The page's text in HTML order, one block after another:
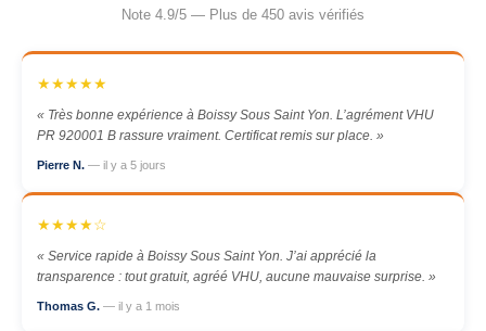
Note 4.9/5 — Plus de 450 avis vérifiés
★★★★★
« Très bonne expérience à Boissy Sous Saint Yon. L’agrément VHU
PR 920001 B rassure vraiment. Certificat remis sur place. »
Pierre N. — il y a 5 jours
★★★★☆
« Service rapide à Boissy Sous Saint Yon. J’ai apprécié la
transparence : tout gratuit, agréé VHU, aucune mauvaise surprise. »
Thomas G. — il y a 1 mois